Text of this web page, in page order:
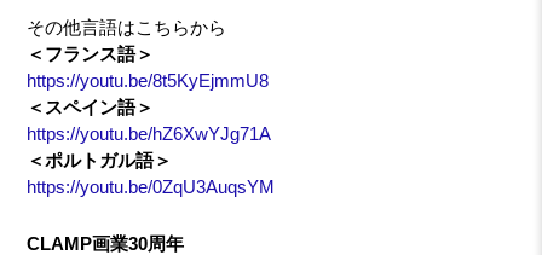
その他言語はこちらから
＜フランス語＞
https://youtu.be/8t5KyEjmmU8
＜スペイン語＞
https://youtu.be/hZ6XwYJg71A
＜ポルトガル語＞
https://youtu.be/0ZqU3AuqsYM
CLAMP画業30周年